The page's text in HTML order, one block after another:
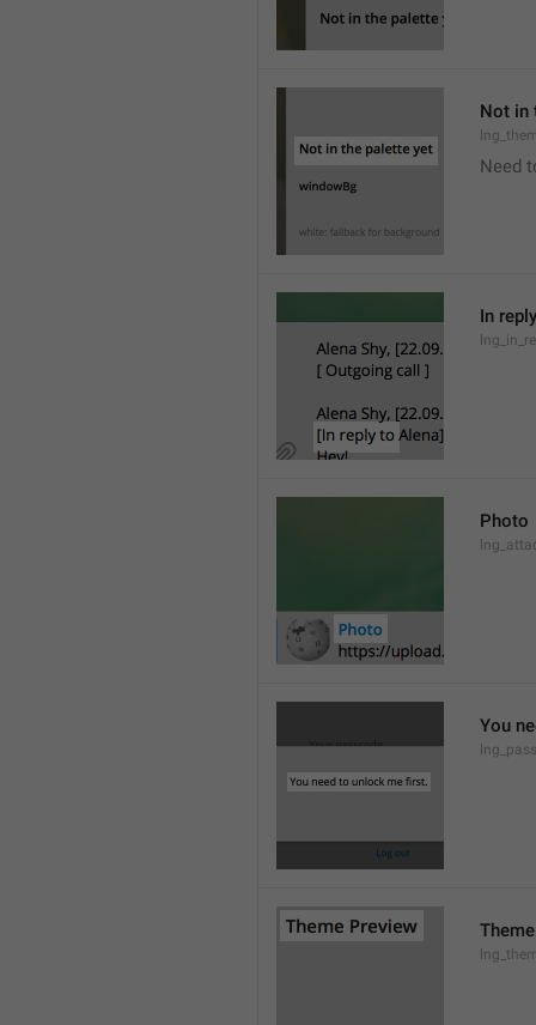
Not in
Need
In
Photo
You